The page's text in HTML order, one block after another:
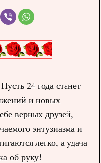
24 года станет
и новых
верных друзей,
энтузиазма и
легко, а удача
об руку!